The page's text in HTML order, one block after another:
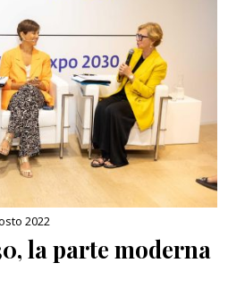
2022
la parte moderna